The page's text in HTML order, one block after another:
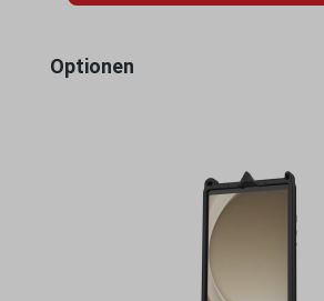
Produktgalerie überspringen
Optionen